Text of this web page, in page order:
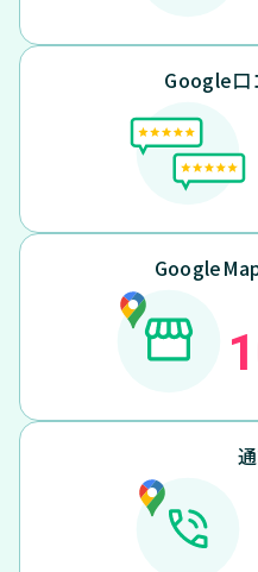
Google口